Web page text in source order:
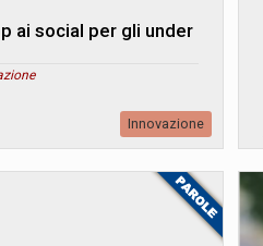
ai social per gli under
Innovazione